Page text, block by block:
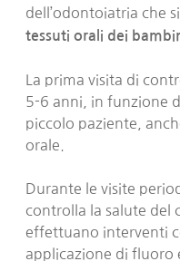
dell’odontoiatria che
tessuti orali dei
La prima visita di
5-6 anni, in funzione
piccolo paziente,
orale.
Durante le visite
controlla la salute del
effettuano interventi
applicazione di fluoro